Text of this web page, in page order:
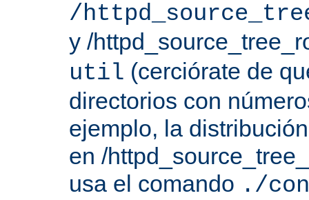
/
y /
util (cerciórate de
directorios con
ejemplo, la
en /
usa el comando ./